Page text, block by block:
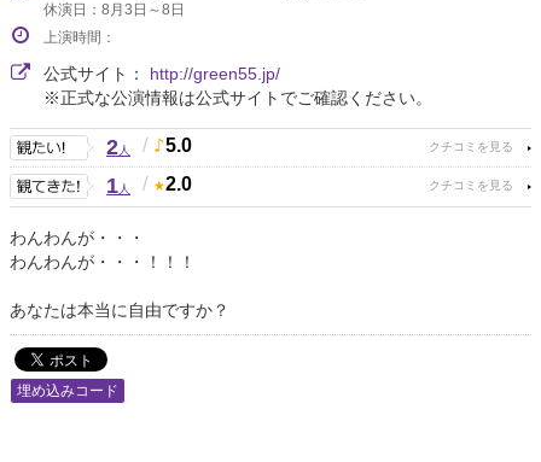
休演日：8月3日～8日
上演時間：
公式サイト： http://green55.jp/
※正式な公演情報は公式サイトでご確認ください。
2人 / 5.0
1人 / 2.0
わんわんが・・・
わんわんが・・・！！！
あなたは本当に自由ですか？
埋め込みコード